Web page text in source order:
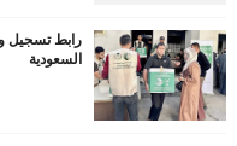
رابط تسجيل
السعودية